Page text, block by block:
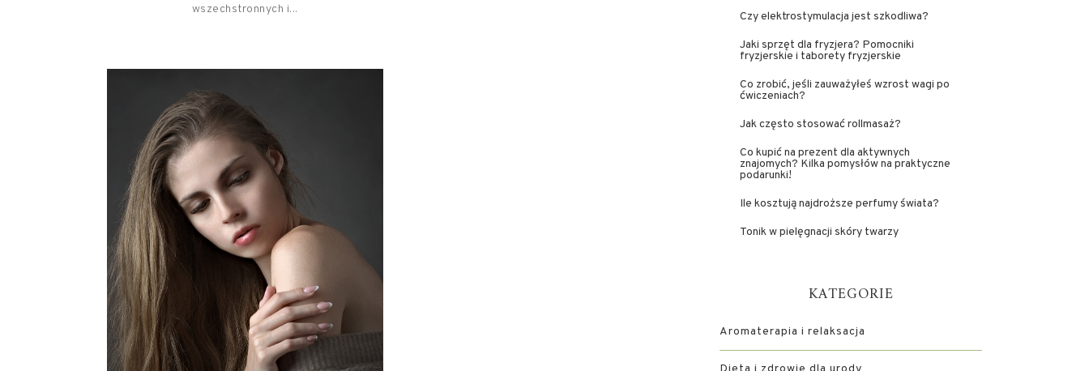
wszechstronnych i...
Czy elektrostymulacja jest szkodliwa?
Jaki sprzęt dla fryzjera? Pomocniki
fryzjerskie i taborety fryzjerskie
Co zrobić, jeśli zauważyłeś wzrost wagi po
ćwiczeniach?
Jak często stosować rollmasaż?
Co kupić na prezent dla aktywnych
znajomych? Kilka pomysłów na praktyczne
podarunki!
Ile kosztują najdroższe perfumy świata?
Tonik w pielęgnacji skóry twarzy
KATEGORIE
Aromaterapia i relaksacja